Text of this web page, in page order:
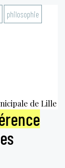
philosophie
de Lille